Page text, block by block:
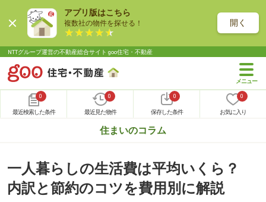
アプリ版はこちら
複数社の物件を探せる！ 開く
NTTグループ運営の不動産総合サイト goo住宅・不動産
0
最近検索した条件
0
最近見た物件
0
保存した条件
0
お気に入り
住まいのコラム
一人暮らしの生活費は平均いくら？
内訳と節約のコツを費用別に解説